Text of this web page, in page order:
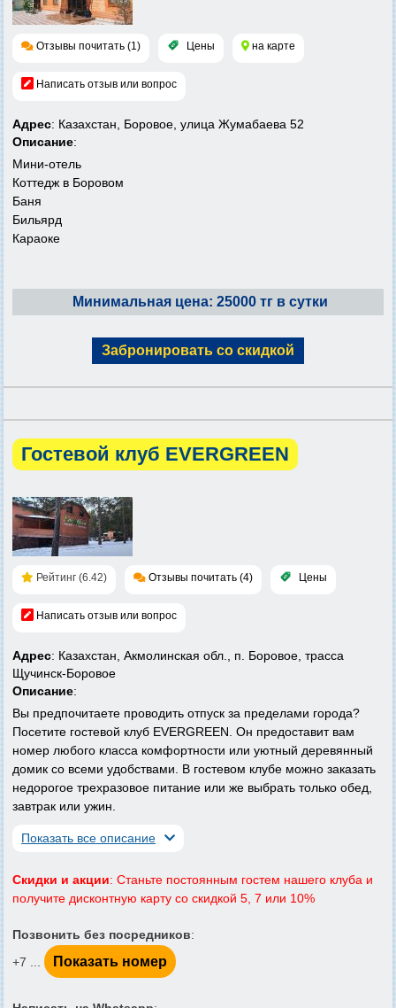
Отзывы почитать (1) Цены на карте
Написать отзыв или вопрос
Адрес: Казахстан, Боровое, улица Жумабаева 52
Описание:
Мини-отель
Коттедж в Боровом
Баня
Бильярд
Караоке
Минимальная цена: 25000 тг в сутки
Забронировать со скидкой
Гостевой клуб EVERGREEN
Рейтинг (6.42) Отзывы почитать (4) Цены
Написать отзыв или вопрос
Адрес: Казахстан, Акмолинская обл., п. Боровое, трасса
Щучинск-Боровое
Описание:
Вы предпочитаете проводить отпуск за пределами города?
Посетите гостевой клуб EVERGREEN. Он предоставит вам
номер любого класса комфортности или уютный деревянный
домик со всеми удобствами. В гостевом клубе можно заказать
недорогое трехразовое питание или же выбрать только обед,
завтрак или ужин.
Показать все описание
Скидки и акции: Станьте постоянным гостем нашего клуба и
получите дисконтную карту со скидкой 5, 7 или 10%
Позвонить без посредников:
+7 ...
Показать номер